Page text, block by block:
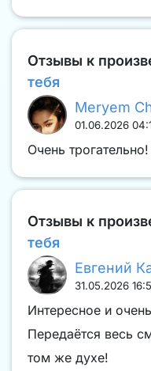
Отзывы к
тебя
Meryem
01.06.2026
Очень трогательно!
Отзывы к
тебя
Евгений
31.05.2026
Интересное и
Передаётся весь
том же духе!